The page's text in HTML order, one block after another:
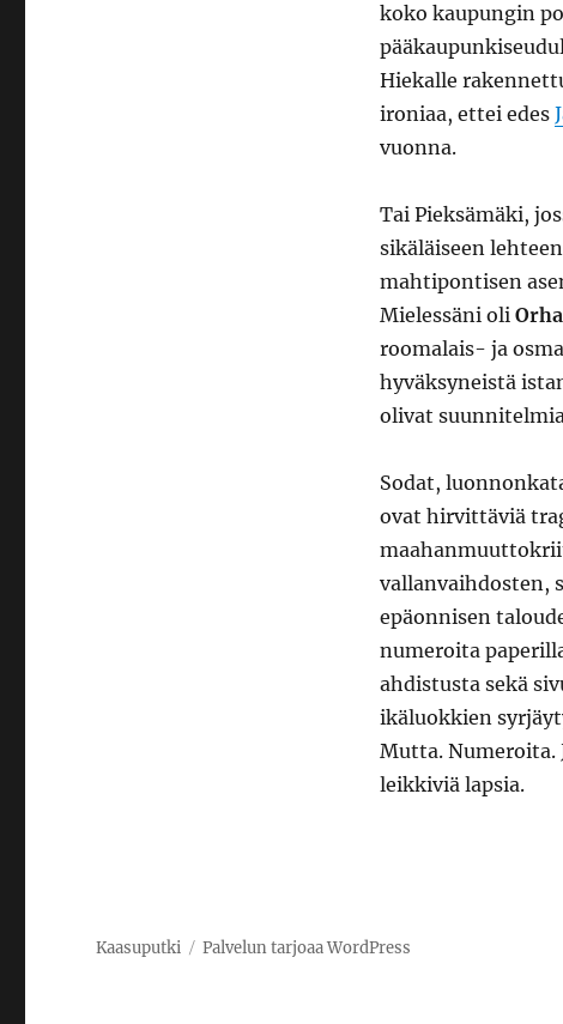
koko kaupungin
Hiekalle
ironiaa, ettei edes
vuonna.
Tai Pieksämäki,
sikäläiseen
mahtipontisen
Mielessäni oli
roomalais- ja
hyväksyneistä
olivat
Sodat,
ovat hirvittäviä
vallanvaihdosten,
epäonnisen
numeroita
ahdistusta sekä
ikäluokkien
Mutta. Numeroita.
leikkiviä lapsia.
Kaasuputki Palvelun tarjoaa WordPress